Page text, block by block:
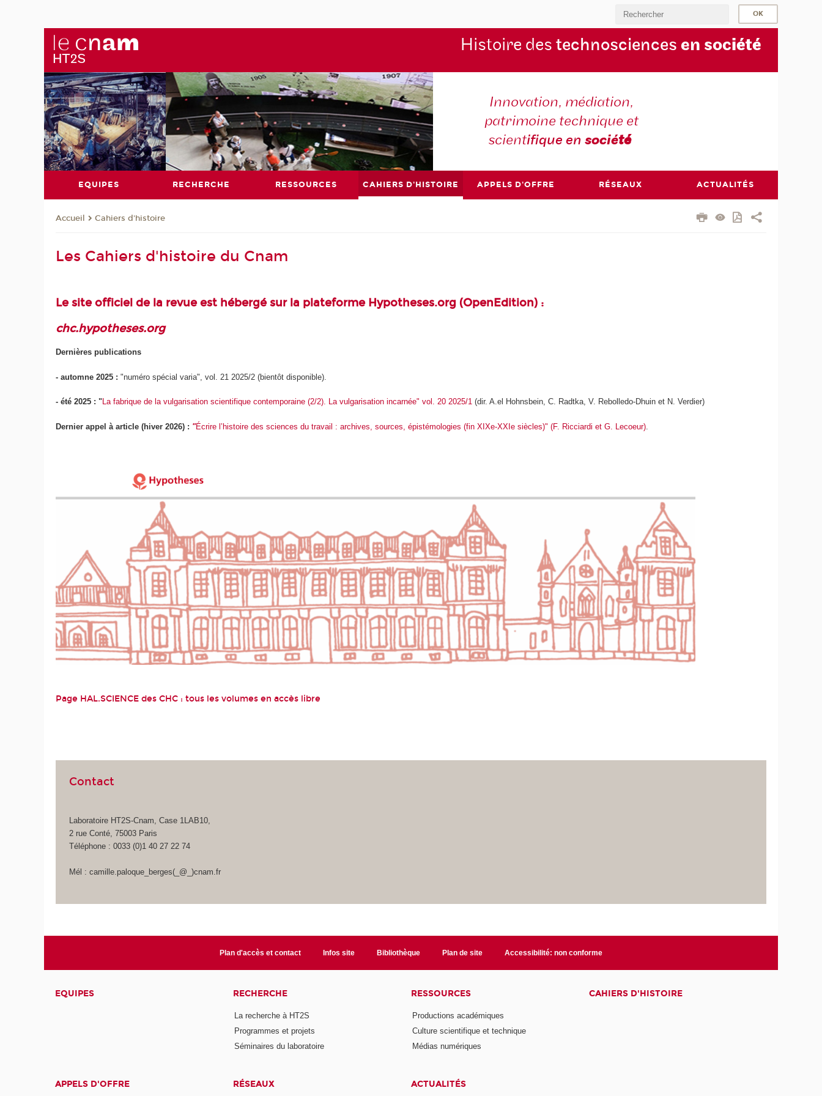
Histoire des technosciences en société
Innovation, médiation,
patrimoine technique et
scientifique ensociété
EQUIPES RECHERCHE RESSOURCES CAHIERS D'HISTOIRE APPELS D'OFFRE RÉSEAUX ACTUALITÉS
Accueil Cahiers d'histoire
Les Cahiers d'histoire du Cnam
Le site officiel de la revue est hébergé sur la plateforme Hypotheses.org (OpenEdition) :
chc.hypotheses.org
Dernières publications
- automne 2025 :"numéro spécial varia", vol. 21 2025/2 (bientôt disponible).
- été 2025 : "La fabrique de la vulgarisation scientifique contemporaine (2/2). La vulgarisation incarnée" vol. 20 2025/1 (dir. A.el Hohnsbein, C. Radtka, V. Rebolledo-Dhuin et N. Verdier)
Dernier appel à article (hiver 2026) : "Écrire l’histoire des sciences du travail : archives, sources, épistémologies (fin XIXe-XXIe siècles)" (F. Ricciardi et G. Lecoeur)
Page HAL.SCIENCE des CHC :tous les volumes en accès libre
Contact
Laboratoire HT2S-Cnam, Case 1LAB10,
2 rue Conté, 75003 Paris
Téléphone : 0033 (0)1 40 27 22 74
Mél : camille.paloque_berges(_@_)cnam.fr
Plan d'accès et contact Infos site Bibliothèque Plan de site Accessibilité: non conforme
EQUIPES RECHERCHE
La recherche à HT2S
Programmes et projets
Séminaires du laboratoire
RESSOURCES
Productions académiques
Culture scientifique et technique
Médias numériques
CAHIERS D'HISTOIRE
APPELS D'OFFRE RÉSEAUX ACTUALITÉS